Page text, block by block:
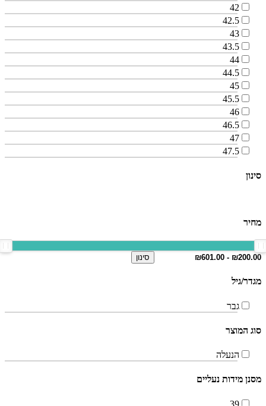
42
42.5
43
43.5
44
44.5
45
45.5
46
46.5
47
47.5
סינון
מחיר
סינון
מגדר/גיל
גבר
סוג המוצר
הנעלה
מסנן מידות נעליים
39